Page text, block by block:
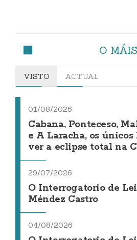
O MÁIS
VISTO ACTUAL
01/08/2026
Cabana, Ponteceso,
e A Laracha, os
ver a eclipse total na
29/07/2026
O Interrogatorio de
Méndez Castro
04/08/2026